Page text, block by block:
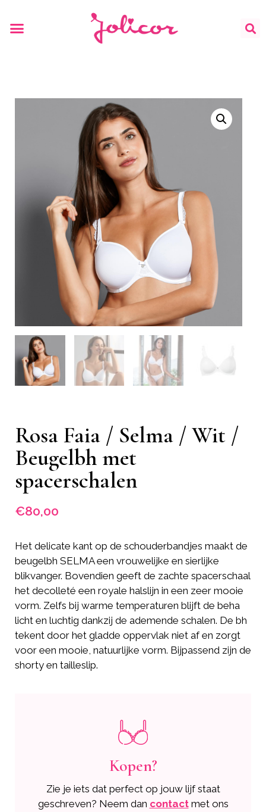
Rosa Faia / Selma / Wit /
Beugelbh met
spacerschalen
€80,00
Het delicate kant op de schouderbandjes maakt de
beugelbh SELMA een vrouwelijke en sierlijke
blikvanger. Bovendien geeft de zachte spacerschaal
het decolleté een royale halslijn in een zeer mooie
vorm. Zelfs bij warme temperaturen blijft de beha
licht en luchtig dankzij de ademende schalen. De bh
tekent door het gladde oppervlak niet af en zorgt
voor een mooie, natuurlijke vorm. Bijpassend zijn de
shorty en tailleslip.
Kopen?
Zie je iets dat perfect op jouw lijf staat
geschreven? Neem dan contact met ons